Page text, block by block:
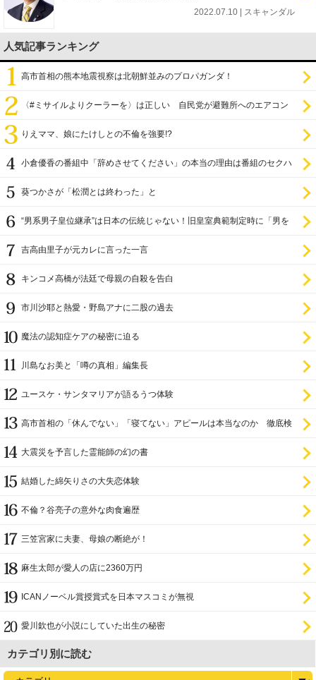
2022.07.10 | スキャンダル
人気記事ランキング
高市首相の熊本地震視察は北朝鮮並みのプロパガンダ！
〈#ミサイルよりクーラーを〉は正しい 自民党が避難所へのエアコン
りえママ、娘にたけしとの不倫を強要!?
小倉優香の番組中「辞めさせてください」の本当の理由は番組のセクハ
葵つかさが「松潤とは終わった」と
“男系男子皇位継承”は日本の伝統じゃない！旧皇室典範制定時に「男を
吉高由里子が元カレに言った一言
キンコメ高橋が法廷で母親の自殺を告白
市川沙耶と熱愛・野島アナに二股の過去
魔法の認知症ケアの秘密に迫る
川島なお美と「噂の真相」編集長
ユースケ・サンタマリアが語るうつ体験
高市首相の「休んでない」「寝てない」アピールは本当なのか 徹底検
大震災を予言した霊能師の幻の書
結婚した綿矢りさの大失恋体験
不倫？谷亮子の意外な肉食遍歴
三笠宮家に夫妻、母娘の断絶が！
麻生太郎が愛人の店に2360万円
ICANノーベル賞授賞式を日本マスコミが無視
愛川欽也が小説にしていた出生の秘密
カテゴリ別に読む